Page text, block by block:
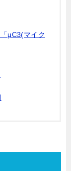
μC3(マイク